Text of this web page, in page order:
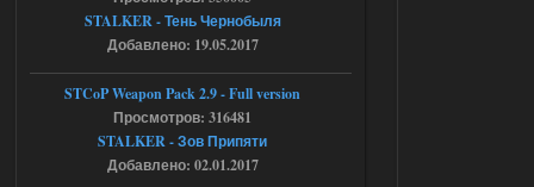
Скованные одной цепью
r4908778
с избавлением от баласта,
доходяга.
Ответить ➤
05.08.2026
STALKER - Тень Чернобыля
Добавлено: 19.05.2017
STCoP Weapon Pack 2.9 - Full version
Просмотров: 316481
STALKER - Зов Припяти
Добавлено: 02.01.2017